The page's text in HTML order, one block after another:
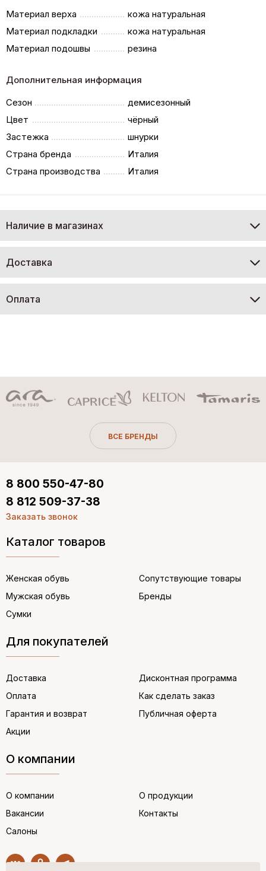
Материал верха
кожа натуральная
Материал подкладки
кожа натуральная
Материал подошвы
резина
Дополнительная информация
Сезон
демисезонный
Цвет
чёрный
Застежка
шнурки
Страна бренда
Италия
Страна производства
Италия
Наличие в магазинах
Доставка
Оплата
ВСЕ БРЕНДЫ
Каталог товаров
Женская обувь
Мужская обувь
Сумки
Сопутствующие товары
Бренды
Для покупателей
Доставка
Оплата
Гарантия и возврат
Акции
Дисконтная программа
Как сделать заказ
Публичная оферта
О компании
О компании
Вакансии
Салоны
О продукции
Контакты
8 800 550-47-80
8 812 509-37-38
Заказать звонок